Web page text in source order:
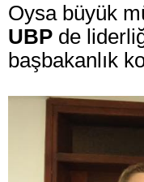
Oysa büyük
UBP de
başbakanlık